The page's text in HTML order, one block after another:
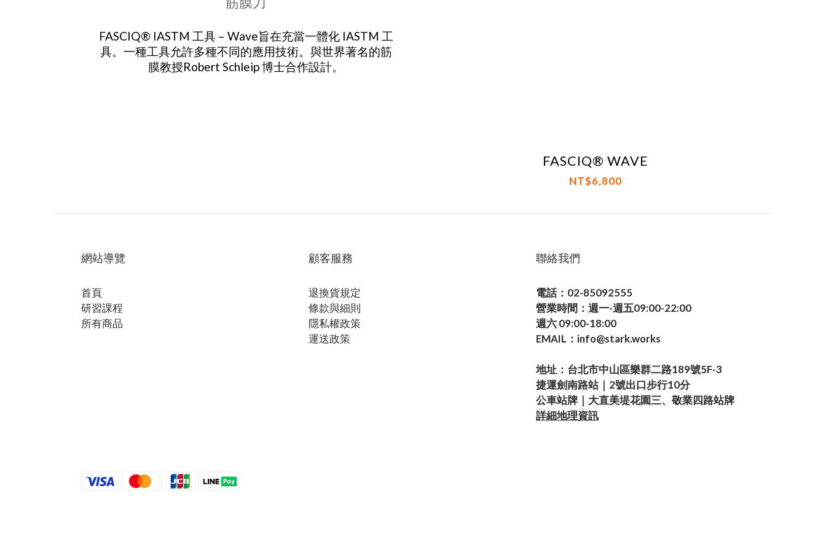
FASCIQ® IASTM 工具 – Wave旨在充當一體化 IASTM 工
具。一種工具允許多種不同的應用技術。與世界著名的筋
膜教授Robert Schleip 博士合作設計。
FASCIQ® WAVE
NT$6,800
網站導覽
首頁
研習課程
所有商品
顧客服務
退換貨規定
條款與細則
隱私權政策
運送政策
聯絡我們
電話：02-85092555
營業時間：週一-週五09:00-22:00
週六 09:00-18:00
EMAIL：info@stark.works
地址：台北市中山區樂群二路189號5F-3
捷運劍南路站｜2號出口步行10分
公車站牌｜大直美堤花園三、敬業四路站牌
詳細地理資訊